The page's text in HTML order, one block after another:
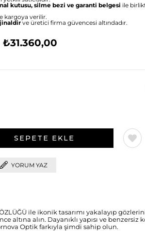
kutusu, silme bezi ve garanti belgesi ile
kargoya verilir.
ve üretici firma güvencesi altındadır.
₺31.360,00
YORUM YAZ
ile ikonik tasarımı yakalayıp
altına alın. Dayanıklı yapısı ve benzersiz
Optik farkıyla şimdi sahip olun.